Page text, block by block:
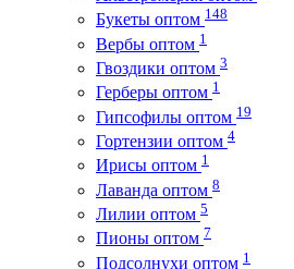
Букеты оптом 148
Вербы оптом 1
Гвоздики оптом 3
Герберы оптом 1
Гипсофилы оптом 19
Гортензии оптом 4
Ирисы оптом 1
Лаванда оптом 8
Лилии оптом 5
Пионы оптом 7
Подсолнухи оптом 1